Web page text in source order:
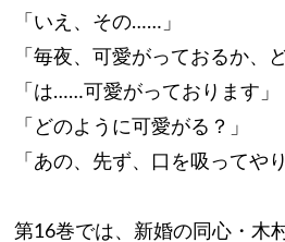
「いえ、その……」
「毎夜、可愛がっておるか、
「は……可愛がっております」
「どのように可愛がる？」
「あの、先ず、口を吸ってや
第16巻では、新婚の同心・木